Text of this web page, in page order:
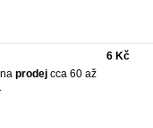
prodej cca 60 až
6 Kč